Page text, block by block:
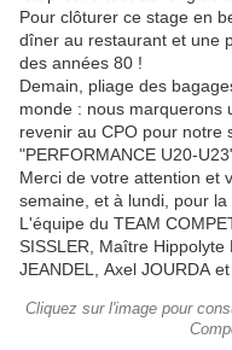
Pour clôturer ce stage en
dîner au restaurant et une
des années 80 !
Demain, pliage des
monde : nous marquerons
revenir au CPO pour notre
"PERFORMANCE U20-
Merci de votre attention et
semaine, et à lundi, pour
L'équipe du TEAM
SISSLER, Maître Hippolyte
JEANDEL, Axel JOURDA
Cliquez sur l'image pour